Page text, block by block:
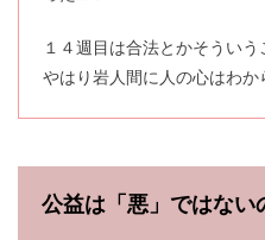
１４週目は合法とかそういう
やはり岩人間に人の心はわか
公益は「悪」ではない